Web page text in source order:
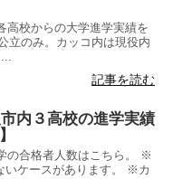
高校からの大学進学実績を
立のみ。カッコ内は現役内
記事を読む
市内３高校の進学実績
の合格者人数はこちら。 ※
いケースがあります。 ※カ